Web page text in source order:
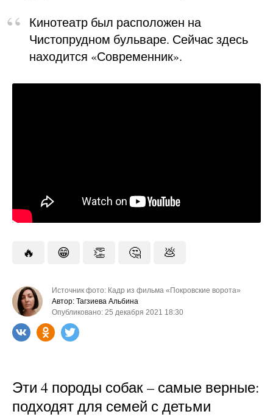
Кинотеатр был расположен на
Чистопрудном бульваре. Сейчас здесь
находится «Современник».
🔥 😁 👏 🤔 💩
Источник фото: Кадр из фильма «Покровские ворота»
Автор: Тагзиева Альбина
Опубликовано: 25 декабря 2021 18:30
Эти 4 породы собак – самые верные:
подходят для семей с детьми